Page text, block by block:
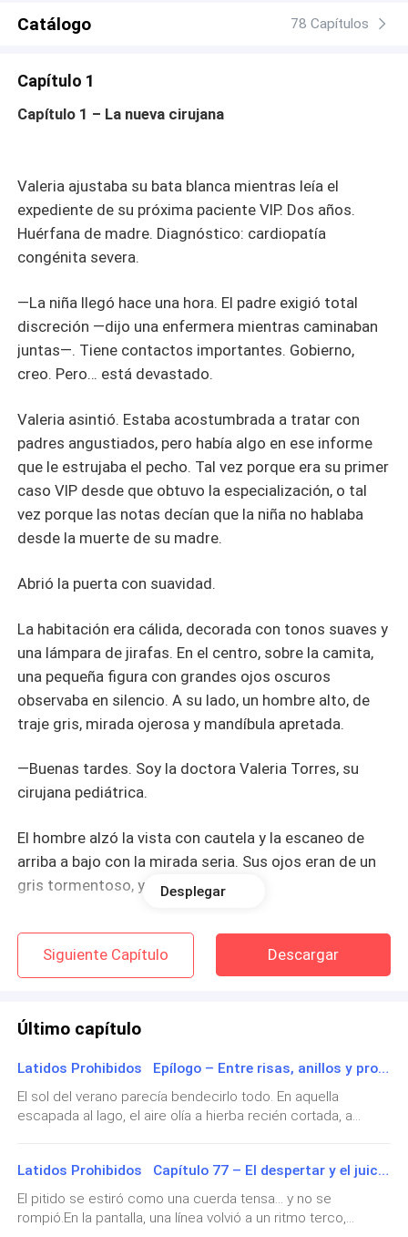
Catálogo 78 Capítulos
Capítulo 1
Capítulo 1 – La nueva cirujana
Valeria ajustaba su bata blanca mientras leía el
expediente de su próxima paciente VIP. Dos años.
Huérfana de madre. Diagnóstico: cardiopatía
congénita severa.
—La niña llegó hace una hora. El padre exigió total
discreción —dijo una enfermera mientras caminaban
juntas—. Tiene contactos importantes. Gobierno,
creo. Pero… está devastado.
Valeria asintió. Estaba acostumbrada a tratar con
padres angustiados, pero había algo en ese informe
que le estrujaba el pecho. Tal vez porque era su primer
caso VIP desde que obtuvo la especialización, o tal
vez porque las notas decían que la niña no hablaba
desde la muerte de su madre.
Abrió la puerta con suavidad.
La habitación era cálida, decorada con tonos suaves y
una lámpara de jirafas. En el centro, sobre la camita,
una pequeña figura con grandes ojos oscuros
observaba en silencio. A su lado, un hombre alto, de
traje gris, mirada ojerosa y mandíbula apretada.
—Buenas tardes. Soy la doctora Valeria Torres, su
cirujana pediátrica.
El hombre alzó la vista con cautela y la escaneo de
arriba a bajo con la mirada seria. Sus ojos eran de un
gris tormentoso, y no sonrió.
—“¿Usted va a operarla…? ¿Que edad tiene? ¿Con qué
experiencia, doctora? ¿Jugando a la escuelita de
medicina con muñecas?”
Valeria no parpadeó. Sonrió con la misma calma con
—Veintiocho. Triple especialización. Harvard, Johns
Hopkins y Barcelona. Pero si lo que necesita es que
setenta para sentirse más tranquilo, puedo fingir ser
vida para operarse.
Desplegar
Siguiente Capítulo Descargar
Último capítulo
Latidos Prohibidos Epílogo – Entre risas, anillos y promesas
El sol del verano parecía bendecirlo todo. En aquella
escapada al lago, el aire olía a hierba recién cortada, a
una guitarra mal afinada y una botella de vino que pasaba de
mano en mano.Valeria, con un vestido ligero y el cabello
suelto, intentaba darle puré a Mateo sin mancharse. El
pequeño, en cambio, parecía decidido a decorar a su
Latidos Prohibidos Capítulo 77 – El despertar y el juicio final
El pitido se estiró como una cuerda tensa… y no se
rompió.En la pantalla, una línea volvió a un ritmo terco,